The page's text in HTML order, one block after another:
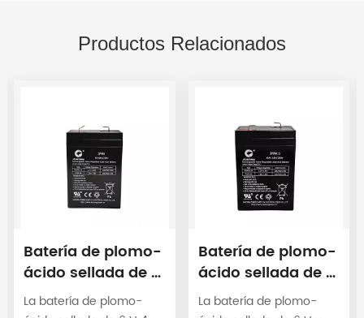
Productos Relacionados
Batería de plomo-
ácido sellada de 6
V y 4 Ah, batería
La batería de plomo-
Batería de plomo-
ácido sellada de 6
V y 4,5 Ah, batería
La batería de plomo-